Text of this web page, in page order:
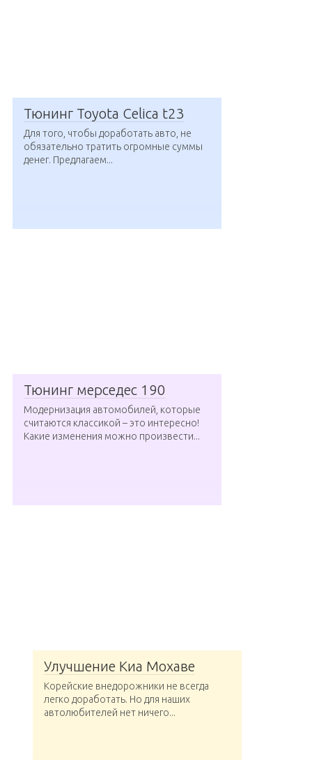
Тюнинг Toyota Celica t23
Для того, чтобы доработать авто, не
обязательно тратить огромные суммы
денег. Предлагаем...
Тюнинг мерседес 190
Модернизация автомобилей, которые
считаются классикой – это интересно!
Какие изменения можно произвести...
Улучшение Киа Мохаве
Корейские внедорожники не всегда
легко доработать. Но для наших
автолюбителей нет ничего...